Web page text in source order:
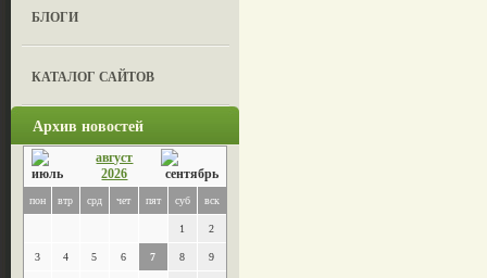
БЛОГИ
КАТАЛОГ САЙТОВ
Архив новостей
август
2026
пон втр срд чет пят суб вск
1 2
3 4 5 6 7 8 9